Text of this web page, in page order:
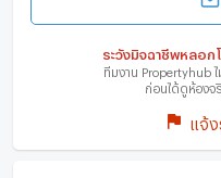
ระวังมิจฉาชีพหลอก
ทีมงาน Propertyhub ไ
ก่อนได้ดูห้องจ
แจ้ง